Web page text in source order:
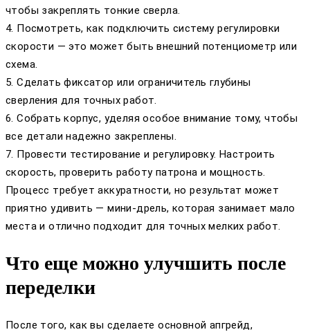
чтобы закреплять тонкие сверла.
4. Посмотреть, как подключить систему регулировки
скорости — это может быть внешний потенциометр или
схема.
5. Сделать фиксатор или ограничитель глубины
сверления для точных работ.
6. Собрать корпус, уделяя особое внимание тому, чтобы
все детали надежно закреплены.
7. Провести тестирование и регулировку. Настроить
скорость, проверить работу патрона и мощность.
Процесс требует аккуратности, но результат может
приятно удивить — мини-дрель, которая занимает мало
места и отлично подходит для точных мелких работ.
Что еще можно улучшить после
переделки
После того, как вы сделаете основной апгрейд,